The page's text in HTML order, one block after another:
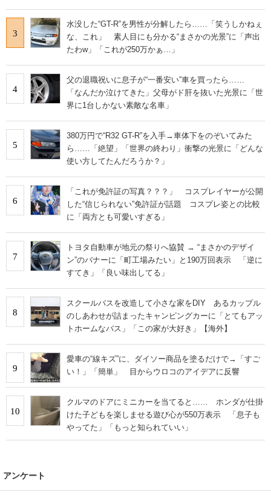
3
水没した“GT-R”を男性が分解したら……「笑うしかねぇ
な、これ」 素人目にも分かる“まさかの光景”に「声出
たわw」「これが250万かぁ…」
4
父の退職祝いに息子が“一番安い”車を買ったら……
「なんだか泣けてきた」父母がド肝を抜いた光景に「世
界に1台しかない素敵な名車」
5
380万円で“R32 GT-R”を入手→車体下をのぞいてみた
ら……「絶望」「世界の終わり」衝撃の光景に「どんな
使い方してたんだろうか？」
6
「これが免許証の写真？？？」 コスプレイヤーが公開
した“信じられない”免許証が話題 コスプレ姿との比較
に「両方とも可愛いすぎる」
7
トヨタ自動車が地元の祭りへ協賛 → “まさかのデザイ
ン”のバナーに「町工場みたい」と190万回表示 「逆に
すてき」「良い味出してる」
8
スクールバスを改造して小さな家をDIY あるカップル
のしあわせが詰まったキャンピングカーに「とてもアッ
トホームなバス」「この家が大好き」【海外】
9
愛車の“線キズ”に、ダイソー商品を塗るだけで→「すご
い！」「簡単」 目からウロコのアイデアに反響
10
クルマのドアにミニカーを当てると…… ホンダが仕掛
けた子どもを楽しませる遊び心が550万表示 「息子も
やってた」「もっと知られていい」
アンケート